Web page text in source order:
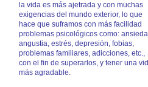
la vida es más ajetrada y con muchas
exigencias del mundo exterior, lo que
hace que suframos con más facilidad
problemas psicológicos como:
angustia, estrés, depresión, fobias,
problemas familiares, adicciones, etc.,
con el fin de superarlos, y tener una
más agradable.